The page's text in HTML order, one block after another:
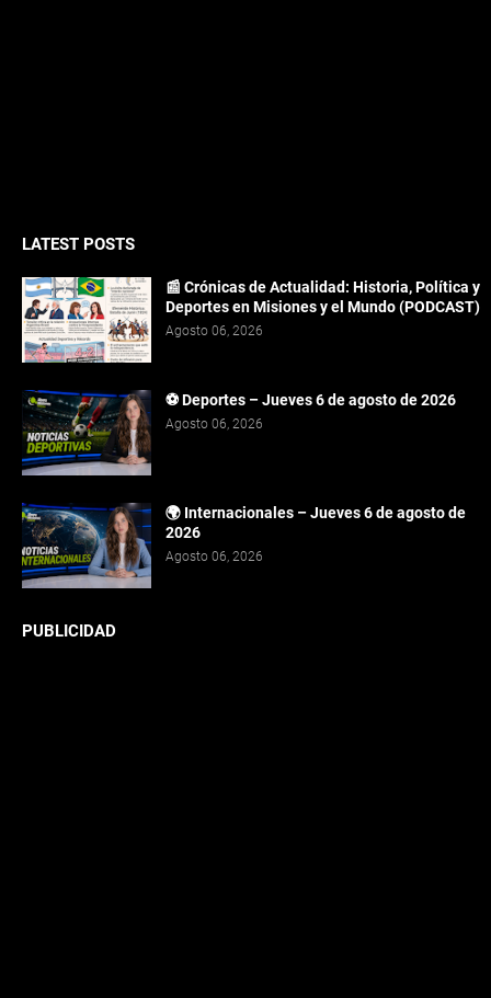
LATEST POSTS
📰 Crónicas de Actualidad: Historia, Política y
Deportes en Misiones y el Mundo (PODCAST)
Agosto 06, 2026
⚽ Deportes – Jueves 6 de agosto de 2026
Agosto 06, 2026
🌍 Internacionales – Jueves 6 de agosto de
2026
Agosto 06, 2026
PUBLICIDAD